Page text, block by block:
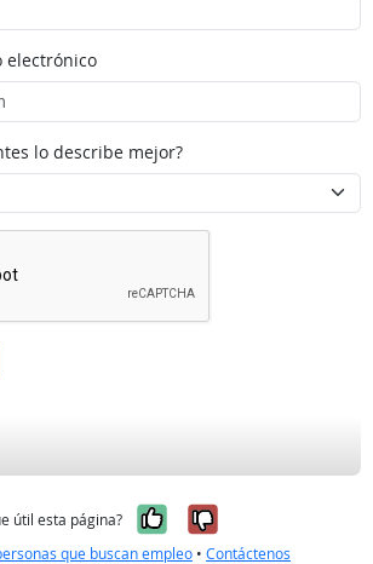
electrónico
lo describe mejor?
útil esta página? Sí, fue útil
No, no fue
que buscan empleo • Contáctenos